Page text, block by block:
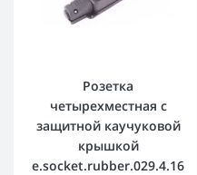
Розетка
четырехместная с
защитной каучуковой
крышкой
e.socket.rubber.029.4.16